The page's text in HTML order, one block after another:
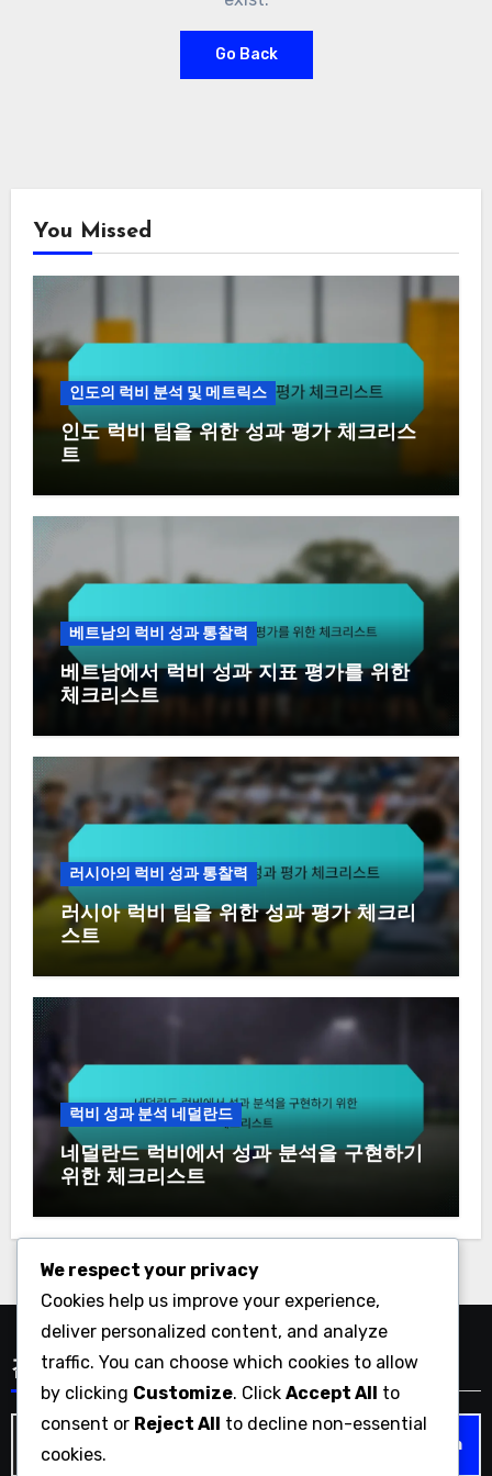
Go Back
You Missed
인도의 럭비 분석 및 메트릭스
인도 럭비 팀을 위한 성과 평가 체크리스
트
베트남의 럭비 성과 통찰력
베트남에서 럭비 성과 지표 평가를 위한
체크리스트
러시아의 럭비 성과 통찰력
러시아 럭비 팀을 위한 성과 평가 체크리
스트
럭비 성과 분석 네덜란드
네덜란드 럭비에서 성과 분석을 구현하기
위한 체크리스트
검색
Search
We respect your privacy
Cookies help us improve your experience,
deliver personalized content, and analyze
traffic. You can choose which cookies to allow
by clicking Customize. Click Accept All to
consent or Reject All to decline non-essential
cookies.